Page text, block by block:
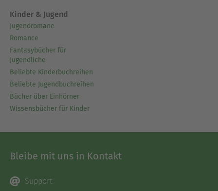
Kinder & Jugend
Jugendromane
Romance
Fantasybücher für
Jugendliche
Beliebte Kinderbuchreihen
Beliebte Jugendbuchreihen
Bücher über Einhörner
Wissensbücher für Kinder
Bleibe mit uns in Kontakt
Support